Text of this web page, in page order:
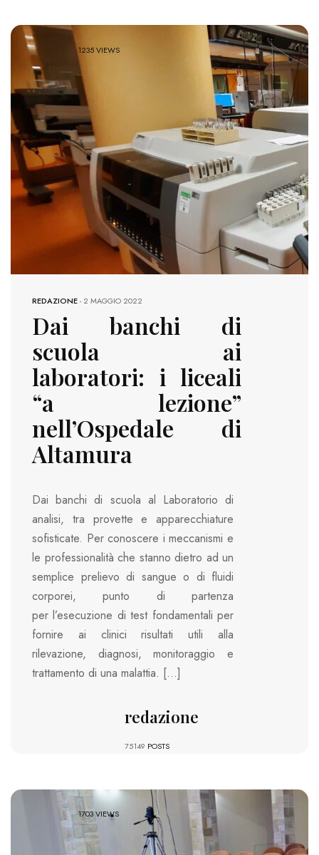
1235 VIEWS
REDAZIONE-2 MAGGIO 2022
Dai banchi di
scuola ai
laboratori: i liceali
“a lezione”
nell’Ospedale di
Altamura
Dai banchi di scuola al Laboratorio di
analisi, tra provette e apparecchiature
sofisticate. Per conoscere i meccanismi e
le professionalità che stanno dietro ad un
semplice prelievo di sangue o di fluidi
corporei, punto di partenza
per l’esecuzione di test fondamentali per
fornire ai clinici risultati utili alla
rilevazione, diagnosi, monitoraggio e
trattamento di una malattia. […]
redazione
75149 POSTS
1703 VIEWS